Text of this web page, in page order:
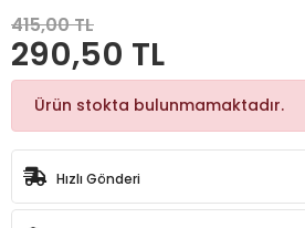
415,00 TL
290,50 TL
Ürün stokta bulunmamaktadır.
Hızlı Gönderi